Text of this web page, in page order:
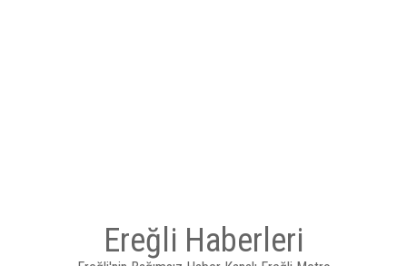
Ereğli Haberleri